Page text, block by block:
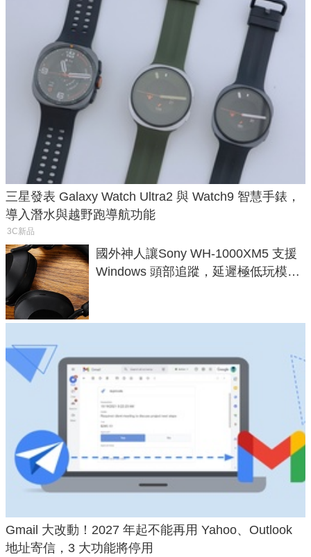
三星發表 Galaxy Watch Ultra2 與 Watch9 智慧手錶，
導入潛水與越野跑導航功能
3C新品
國外神人讓Sony WH-1000XM5 支援
Windows 頭部追蹤，延遲極低玩模擬
Gmail 大改動！2027 年起不能再用 Yahoo、Outlook
地址寄信，3 大功能將停用